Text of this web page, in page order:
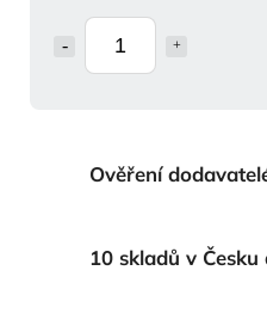
Ověření
10 skladů v Česku